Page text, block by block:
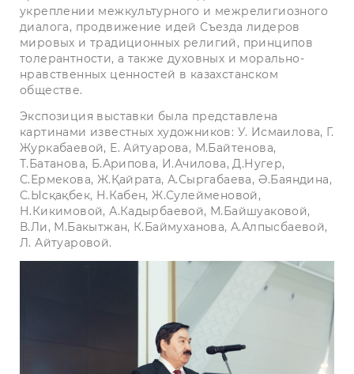
укреплении межкультурного и межрелигиозного
диалога, продвижение идей Съезда лидеров
мировых и традиционных религий, принципов
толерантности, а также духовных и морально-
нравственных ценностей в казахстанском
обществе.
Экспозиция выставки была представлена
картинами известных художников: У. Исмаилова, Г.
Журкабаевой, Е. Айтуарова, М.Байтенова,
Т.Батанова, Б.Арипова, И.Ачилова, Д.Нугер,
С.Ермекова, Ж.Қайрата, А.Сыргабаева, Ә.Баяндина,
С.Ысқақбек, Н.Кабен, Ж.Сулейменовой,
Н.Кикимовой, А.Кадырбаевой, М.Байшуаковой,
В.Ли, М.Бакытжан, К.Баймуханова, А.Алпысбаевой,
Л. Айтуаровой.